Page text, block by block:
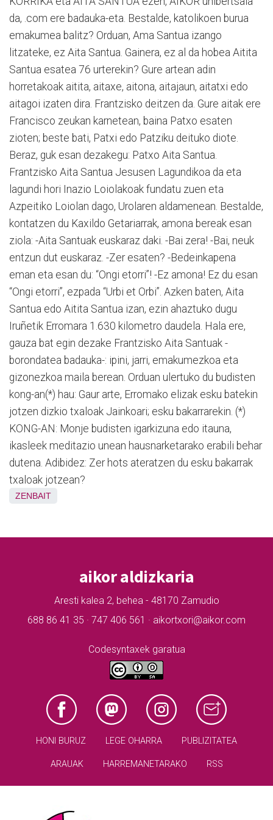
da, .com ere badauka-eta. Bestalde, katolikoen burua
emakumea balitz? Orduan, Ama Santua izango
litzateke, ez Aita Santua. Gainera, ez al da hobea Aitita
Santua esatea 76 urterekin? Gure artean adin
horretakoak aitita, aitaxe, aitona, aitajaun, aitatxi edo
aitagoi izaten dira. Frantzisko deitzen da. Gure aitak ere
Francisco zeukan karnetean, baina Patxo esaten
zioten; beste bati, Patxi edo Patziku deituko diote.
Beraz, guk esan dezakegu: Patxo Aita Santua.
Frantzisko Aita Santua Jesusen Lagundikoa da eta
lagundi hori Inazio Loiolakoak fundatu zuen eta
Azpeitiko Loiolan dago, Urolaren aldamenean. Bestalde,
kontatzen du Kaxildo Getariarrak, amona bereak esan
ziola: -Aita Santuak euskaraz daki. -Bai zera! -Bai, neuk
entzun dut euskaraz. -Zer esaten? -Bedeinkapena
eman eta esan du: “Ongi etorri”! -Ez amona! Ez du esan
“Ongi etorri”, ezpada “Urbi et Orbi”. Azken baten, Aita
Santua edo Aitita Santua izan, ezin ahaztuko dugu
Iruñetik Erromara 1.630 kilometro daudela. Hala ere,
gauza bat egin dezake Frantzisko Aita Santuak -
borondatea badauka-: ipini, jarri, emakumezkoa eta
gizonezkoa maila berean. Orduan ulertuko du budisten
kong-an(*) hau: Gaur arte, Erromako elizak esku batekin
jotzen dizkio txaloak Jainkoari; esku bakarrarekin. (*)
KONG-AN: Monje budisten igarkizuna edo itauna,
ikasleek meditazio unean hausnarketarako erabili behar
dutena. Adibidez: Zer hots ateratzen du esku bakarrak
txaloak jotzean?
ZENBAIT
aikor aldizkaria
Aresti kalea 2, behea - 48170 Zamudio
688 86 41 35 · 747 406 561 · aikortxori@aikor.com
Codesyntaxek garatua
HONI BURUZ LEGE OHARRA PUBLIZITATEA
ARAUAK HARREMANETARAKO RSS